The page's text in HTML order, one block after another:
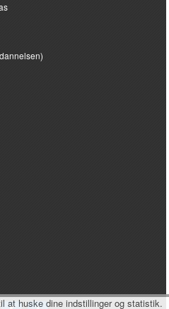
at huske dine indstillinger og statistik.